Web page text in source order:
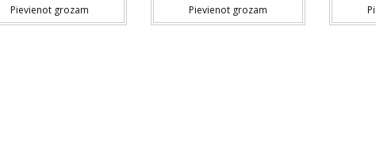
Pievienot grozam Pievienot grozam